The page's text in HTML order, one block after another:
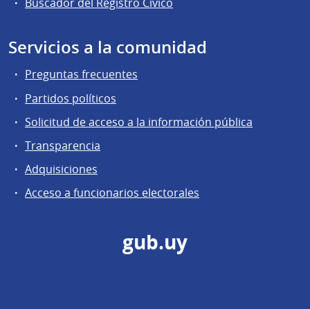
Buscador del Registro Cívico
Servicios a la comunidad
Preguntas frecuentes
Partidos políticos
Solicitud de acceso a la información pública
Transparencia
Adquisiciones
Acceso a funcionarios electorales
gub.uy